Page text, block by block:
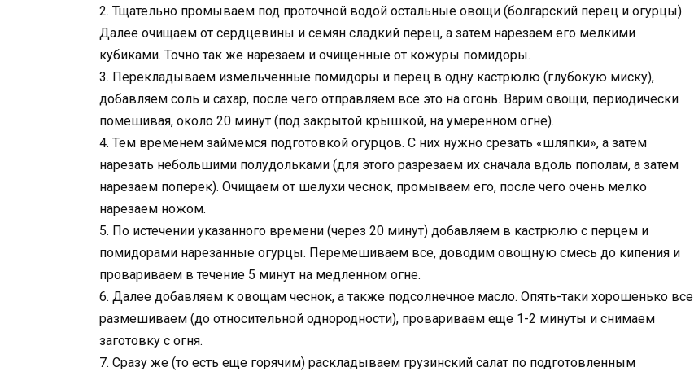
2. Тщательно промываем под проточной водой остальные овощи (болгарский перец и огурцы).
Далее очищаем от сердцевины и семян сладкий перец, а затем нарезаем его мелкими
кубиками. Точно так же нарезаем и очищенные от кожуры помидоры.
3. Перекладываем измельченные помидоры и перец в одну кастрюлю (глубокую миску),
добавляем соль и сахар, после чего отправляем все это на огонь. Варим овощи, периодически
помешивая, около 20 минут (под закрытой крышкой, на умеренном огне).
4. Тем временем займемся подготовкой огурцов. С них нужно срезать «шляпки», а затем
нарезать небольшими полудольками (для этого разрезаем их сначала вдоль пополам, а затем
нарезаем поперек). Очищаем от шелухи чеснок, промываем его, после чего очень мелко
нарезаем ножом.
5. По истечении указанного времени (через 20 минут) добавляем в кастрюлю с перцем и
помидорами нарезанные огурцы. Перемешиваем все, доводим овощную смесь до кипения и
провариваем в течение 5 минут на медленном огне.
6. Далее добавляем к овощам чеснок, а также подсолнечное масло. Опять-таки хорошенько все
размешиваем (до относительной однородности), провариваем еще 1-2 минуты и снимаем
заготовку с огня.
7. Сразу же (то есть еще горячим) раскладываем грузинский салат по подготовленным